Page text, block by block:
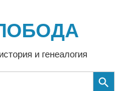
и генеалогия
SEARCH BUTTON